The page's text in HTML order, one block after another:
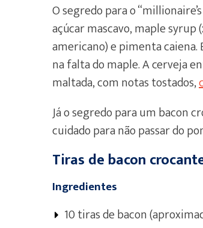
O segredo para o
açúcar mascavo, maple
americano) e pimenta caiena.
na falta do maple. A cerveja
maltada, com notas tostados,
Já o segredo para um bacon
cuidado para não passar do
Tiras de bacon
Ingredientes
10 tiras de bacon